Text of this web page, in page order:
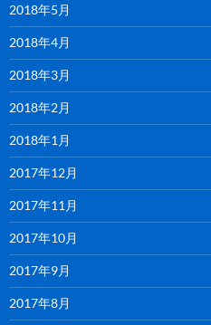
2018年5月
2018年4月
2018年3月
2018年2月
2018年1月
2017年12月
2017年11月
2017年10月
2017年9月
2017年8月